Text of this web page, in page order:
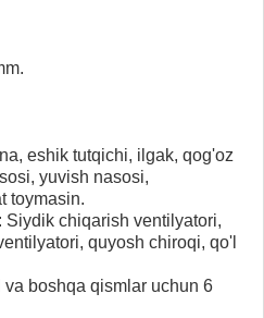
eshik tutqichi, ilgak, qog'oz
yuvish nasosi,
toymasin.
chiqarish ventilyatori,
quyosh chiroqi, qo'l
boshqa qismlar uchun 6